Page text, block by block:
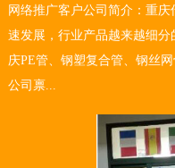
网络推广客户公司简介：重
速发展，行业产品越来越细
庆PE管、钢塑复合管、钢丝
公司禀...